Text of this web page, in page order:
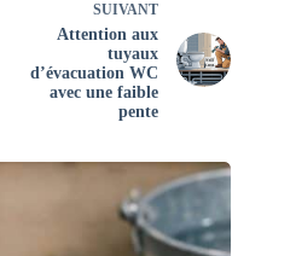
SUIVANT
Attention aux
tuyaux
d’évacuation WC
avec une faible
pente